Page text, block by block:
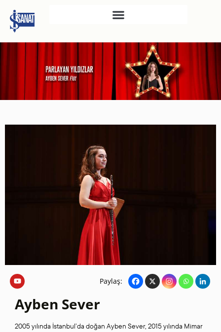
SAHNE SANATLARI
TÜRKIYE İŞ BANKASI
RESIM HEYKEL MÜZESI
MÜZESI
İKTISADI BAĞIMSIZLIK
ATATÜRK KÜTÜPHANESI
SANAT GALERILERI
KÜLTÜREL MIRASA
Paylaş:
Ayben Sever
2005 yılında İstanbul’da doğan Ayben Sever, 2015 yılında Mimar